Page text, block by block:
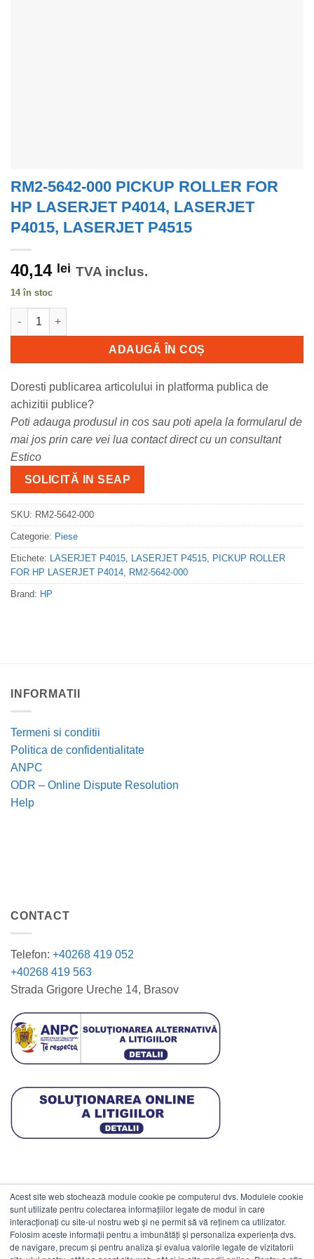
Acest site web stochează module cookie pe computerul dvs. Modulele cookie
sunt utilizate pentru colectarea informațiilor legate de modul în care
interacționați cu site-ul nostru web și ne permit să vă reținem ca utilizator.
Folosim aceste informații pentru a îmbunătăți și personaliza experiența dvs.
de navigare, precum și pentru analiza și evalua valorile legate de vizitatorii
RM2-5642-000 PICKUP ROLLER FOR
HP LASERJET P4014, LASERJET
P4015, LASERJET P4515
40,14 lei TVA inclus.
14 în stoc
Cantitate RM2-5642-000 PICKUP ROLLER FOR HP LASERJET
ADAUGĂ ÎN COȘ
Doresti publicarea articolului in platforma publica de
achizitii publice?
Poti adauga produsul in cos sau poti apela la formularul de
mai jos prin care vei lua contact direct cu un consultant
Estico
SOLICITĂ IN SEAP
SKU: RM2-5642-000
Categorie: Piese
Etichete: LASERJET P4015, LASERJET P4515, PICKUP ROLLER
FOR HP LASERJET P4014, RM2-5642-000
Brand: HP
INFORMATII
Termeni si conditii
Politica de confidentialitate
ANPC
ODR – Online Dispute Resolution
Help
CONTACT
Telefon: +40268 419 052
+40268 419 563
Strada Grigore Ureche 14, Brasov
DATE COMERCIALE
ESTICO S.R.L.